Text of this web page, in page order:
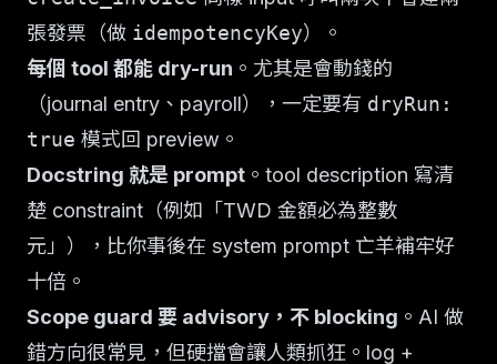
張發票（做 idempotencyKey）。
每個 tool 都能 dry-run 。尤其是會動錢的
（journal entry、payroll），一定要有 dryRun:
true 模式回 preview。
Docstring 就是 prompt 。tool description 寫清
楚 constraint（例如「TWD 金額必為整數
元」），比你事後在 system prompt 亡羊補牢好
十倍。
Scope guard 要 advisory，不 blocking 。AI 做
錯方向很常見，但硬擋會讓人類抓狂。log +